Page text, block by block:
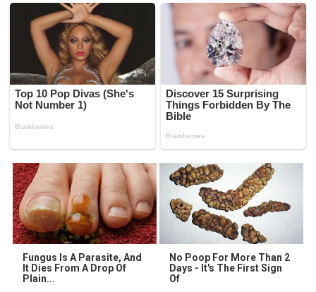
Fungus Is A Parasite, And
It Dies From A Drop Of
Plain...
No Poop For More Than 2
Days - It's The First Sign
Of